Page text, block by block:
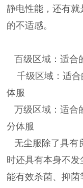
静电性能，还有
的不适感。
百级区域：适合
千级区域：适合
体服
万级区域：适合
分体服
无尘服除了具有
时还具有本身不发
能有效杀菌、抑菌